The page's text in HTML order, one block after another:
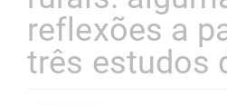
reflexões a
três estudos